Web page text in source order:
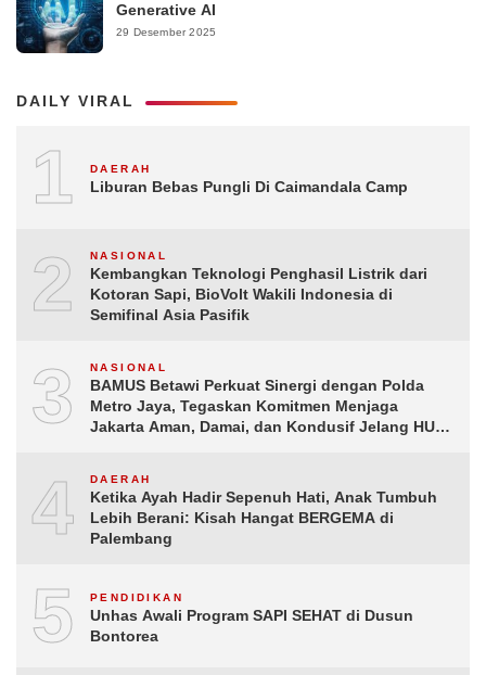
Generative AI
29 Desember 2025
DAILY VIRAL
1 DAERAH
Liburan Bebas Pungli Di Caimandala Camp
2 NASIONAL
Kembangkan Teknologi Penghasil Listrik dari
Kotoran Sapi, BioVolt Wakili Indonesia di
Semifinal Asia Pasifik
3 NASIONAL
BAMUS Betawi Perkuat Sinergi dengan Polda
Metro Jaya, Tegaskan Komitmen Menjaga
Jakarta Aman, Damai, dan Kondusif Jelang HUT
4 DAERAH
Ketika Ayah Hadir Sepenuh Hati, Anak Tumbuh
Lebih Berani: Kisah Hangat BERGEMA di
Palembang
5 PENDIDIKAN
Unhas Awali Program SAPI SEHAT di Dusun
Bontorea